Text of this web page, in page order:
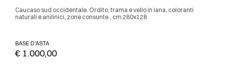
Caucaso sud occidentale. Ordito, trama e vello in lana, coloranti
naturali e anilinici, zone consunte., cm 280x128
BASE D'ASTA
€ 1.000,00